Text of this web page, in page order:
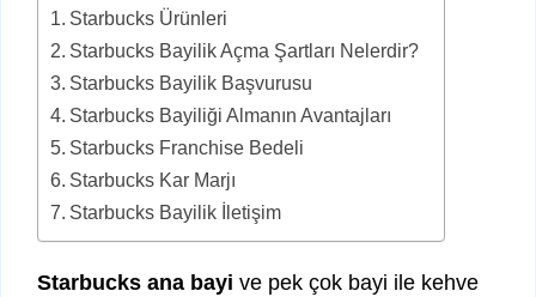
Starbucks Ürünleri
Starbucks Bayilik Açma Şartları Nelerdir?
Starbucks Bayilik Başvurusu
Starbucks Bayiliği Almanın Avantajları
Starbucks Franchise Bedeli
Starbucks Kar Marjı
Starbucks Bayilik İletişim
Starbucks ana bayi ve pek çok bayi ile kehve